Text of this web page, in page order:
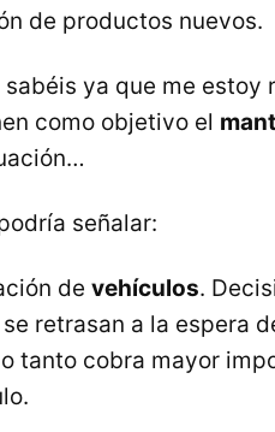
de productos nuevos.
ya que me
como objetivo el
señalar:
de vehículos.
retrasan a la espera
tanto cobra mayor